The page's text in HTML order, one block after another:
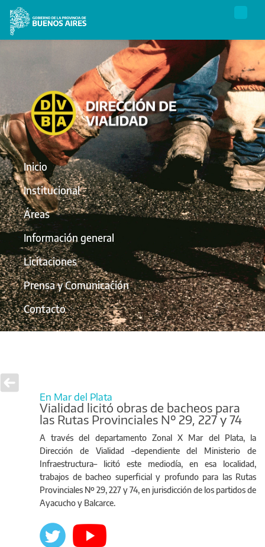
Inicio
Institucional
Áreas
Información general
Licitaciones
Prensa y Comunicación
Contacto
En Mar del Plata
Vialidad licitó obras de bacheos para
las Rutas Provinciales Nº 29, 227 y 74
A través del departamento Zonal X Mar del Plata, la
Dirección de Vialidad –dependiente del Ministerio de
Infraestructura– licitó este mediodía, en esa localidad,
trabajos de bacheo superficial y profundo para las Rutas
Provinciales Nº 29, 227 y 74, en jurisdicción de los partidos de
Ayacucho y Balcarce.